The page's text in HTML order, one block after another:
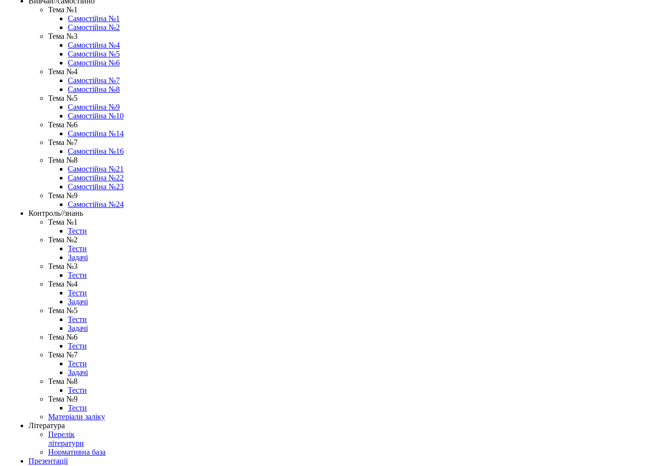
Тема №1
Самостійна №1
Самостійна №2
Тема №3
Самостійна №4
Самостійна №5
Самостійна №6
Тема №4
Самостійна №7
Самостійна №8
Тема №5
Самостійна №9
Самостійна №10
Тема №6
Самостійна №14
Тема №7
Самостійна №16
Тема №8
Самостійна №21
Самостійна №22
Самостійна №23
Тема №9
Самостійна №24
Контроль//знань
Тема №1
Тести
Тема №2
Тести
Задачі
Тема №3
Тести
Тема №4
Тести
Задачі
Тема №5
Тести
Задачі
Тема №6
Тести
Тема №7
Тести
Задачі
Тема №8
Тести
Тема №9
Тести
Матеріали заліку
Література
Перелік
літератури
Нормативна база
Презентації